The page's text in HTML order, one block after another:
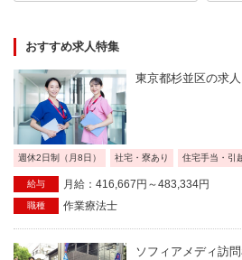
おすすめ求人特集
東京都杉並区の求人
週休2日制（月8日） 社宅・寮あり 住宅手当・引
給与 月給：416,667円～483,334円
職種 作業療法士
ソフィアメディ訪